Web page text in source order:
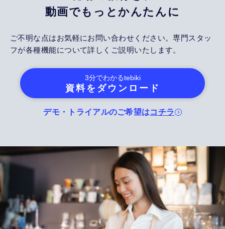
動画でもっとかんたんに
ご不明な点はお気軽にお問い合わせください。専門スタッ
フが各種機能について詳しくご説明いたします。
3分でわかるtebiki
資料をダウンロード
デモ・トライアルのご希望はコチラ